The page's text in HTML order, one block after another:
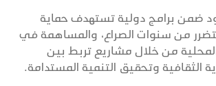
ضمن برامج دولية تستهدف حماية
من سنوات الصراع، والمساهمة في
من خلال مشاريع تربط بين
الثقافية وتحقيق التنمية المستدامة.